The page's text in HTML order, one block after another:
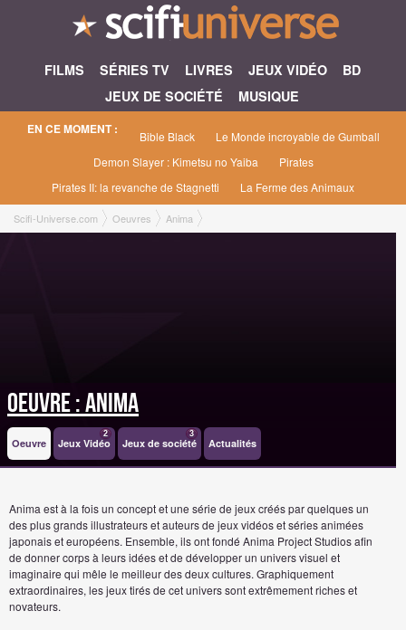
FILMS SÉRIES TV LIVRES JEUX VIDÉO
BD
JEUX DE SOCIÉTÉ
MUSIQUE
EN CE MOMENT : Bible Black
Le Monde incroyable de Gumball
Demon Slayer : Kimetsu no Yaiba
Pirates
Pirates II: la revanche de Stagnetti
La Ferme des Animaux
Scifi-Universe.com Oeuvres Anima
Oeuvre : Anima
Oeuvre Jeux Vidéo
2
Jeux de société
3
Actualités
Anima est à la fois un concept et une série de jeux créés par quelques un
des plus grands illustrateurs et auteurs de jeux vidéos et séries animées
japonais et européens. Ensemble, ils ont fondé Anima Project Studios afin
de donner corps à leurs idées et de développer un univers visuel et
imaginaire qui mêle le meilleur des deux cultures. Graphiquement
extraordinaires, les jeux tirés de cet univers sont extrêmement riches et
novateurs.